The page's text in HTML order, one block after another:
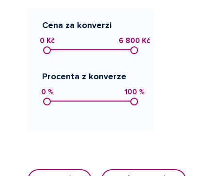
Cena za konverzi
0 Kč 6 800 Kč
Procenta z konverze
0 % 100 %